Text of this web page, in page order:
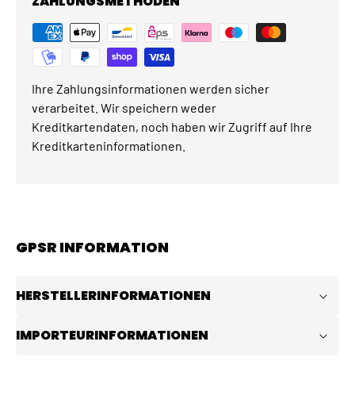
Ihre Zahlungsinformationen werden sicher
verarbeitet. Wir speichern weder
Kreditkartendaten, noch haben wir Zugriff auf Ihre
Kreditkarteninformationen.
GPSR INFORMATION
HERSTELLERINFORMATIONEN
IMPORTEURINFORMATIONEN